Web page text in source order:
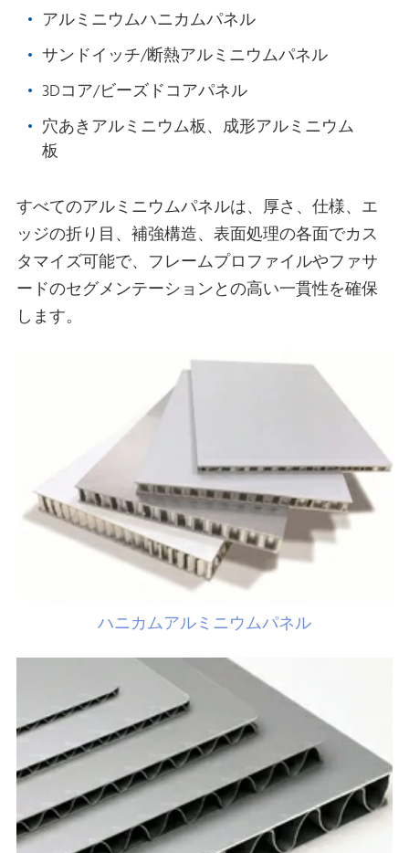
アルミニウムハニカムパネル
サンドイッチ/断熱アルミニウムパネル
3Dコア/ビーズドコアパネル
穴あきアルミニウム板、成形アルミニウム
板
すべてのアルミニウムパネルは、厚さ、仕様、エ
ッジの折り目、補強構造、表面処理の各面でカス
タマイズ可能で、フレームプロファイルやファサ
ードのセグメンテーションとの高い一貫性を確保
します。
ハニカムアルミニウムパネル